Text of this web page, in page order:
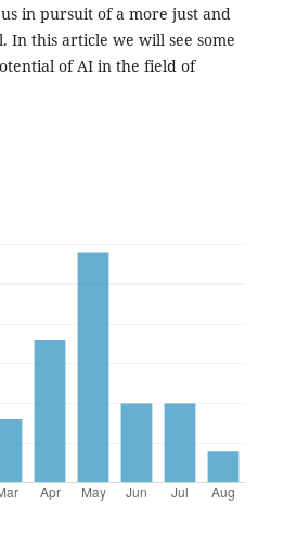
in pursuit of a more just and
In this article we will see some
of AI in the field of